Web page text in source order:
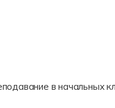
в начальных